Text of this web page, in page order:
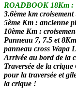
ROADBOOK 18Km :
3.6ème km
5ème Km : ancienne
10ème Km :
Panneau 7, 7.5 et
panneau cross Wapa
Arrivée au bord de la
Traversée de la
pour la traversée et
la crique !